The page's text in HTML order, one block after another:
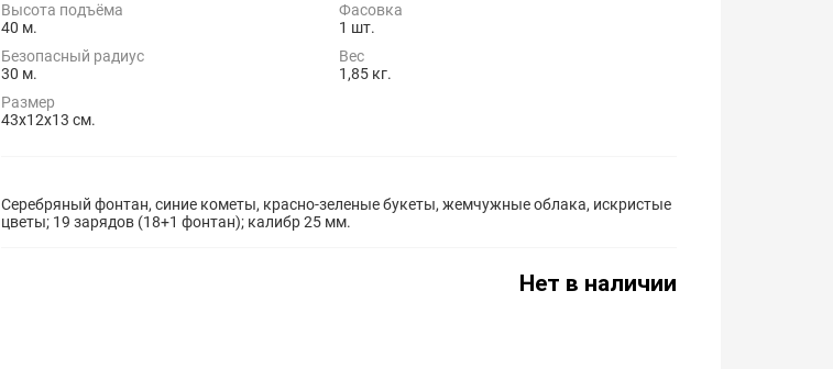
Высота подъёма
40 м.
Фасовка
1 шт.
Безопасный радиус
30 м.
Вес
1,85 кг.
Размер
43x12x13 см.
Серебряный фонтан, синие кометы, красно-зеленые букеты, жемчужные облака, искристые
цветы; 19 зарядов (18+1 фонтан); калибр 25 мм.
Нет в наличии